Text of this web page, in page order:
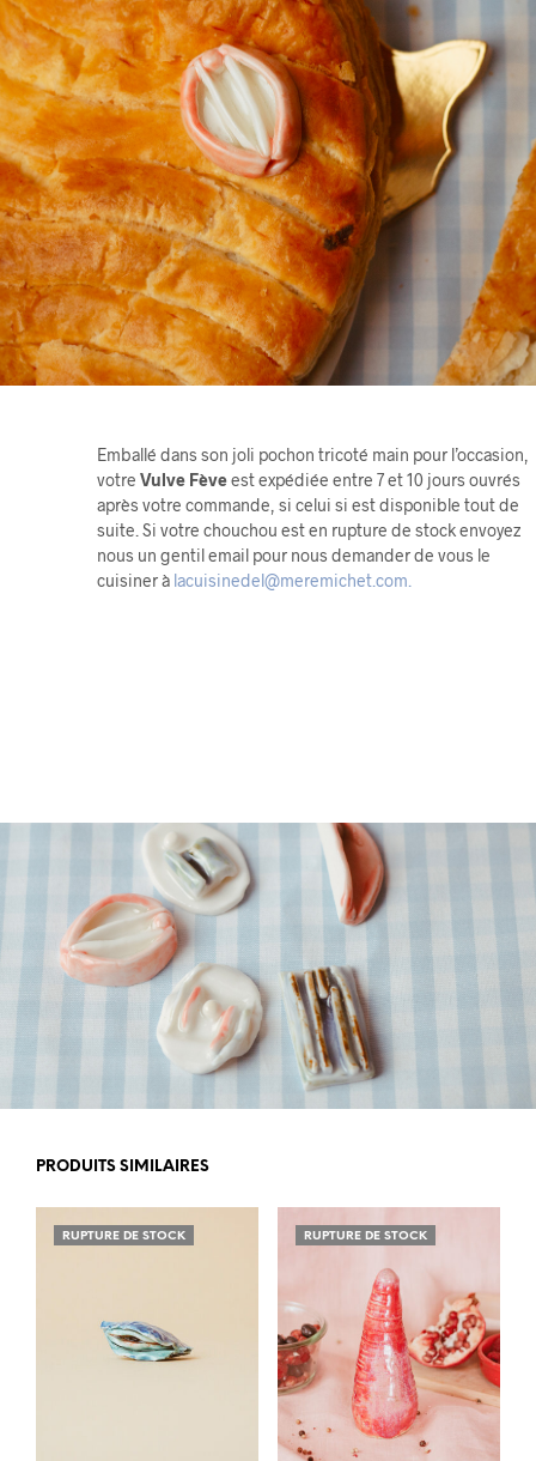
Emballé dans son joli pochon tricoté main pour l’occasion,
votre Vulve Fèveest expédiée entre 7 et 10 jours ouvrés
après votre commande, si celui si est disponible tout de
suite. Si votre chouchou est en rupture de stock envoyez
nous un gentil email pour nous demander de vous le
cuisiner à lacuisinedel@meremichet.com.
PRODUITS SIMILAIRES
RUPTURE DE STOCK RUPTURE DE STOCK